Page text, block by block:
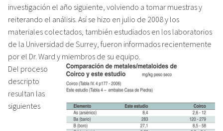
investigación el año siguiente, volviendo a tomar muestras y
reiterando el análisis. Así se hizo en julio de 2008 y los
materiales colectados, también estudiados en los laboratorios
de la Universidad de Surrey, fueron informados recientemente
por el Dr. Ward y miembros de su equipo.
Del proceso
descripto
resultan las
siguientes